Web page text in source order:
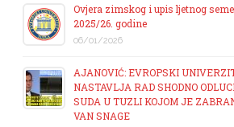
Ovjera zimskog i upis ljetnog
2025/26. godine
06/01/2026
AJANOVIĆ: EVROPSKI
NASTAVLJA RAD SHODNO
SUDA U TUZLI KOJOM JE
VAN SNAGE